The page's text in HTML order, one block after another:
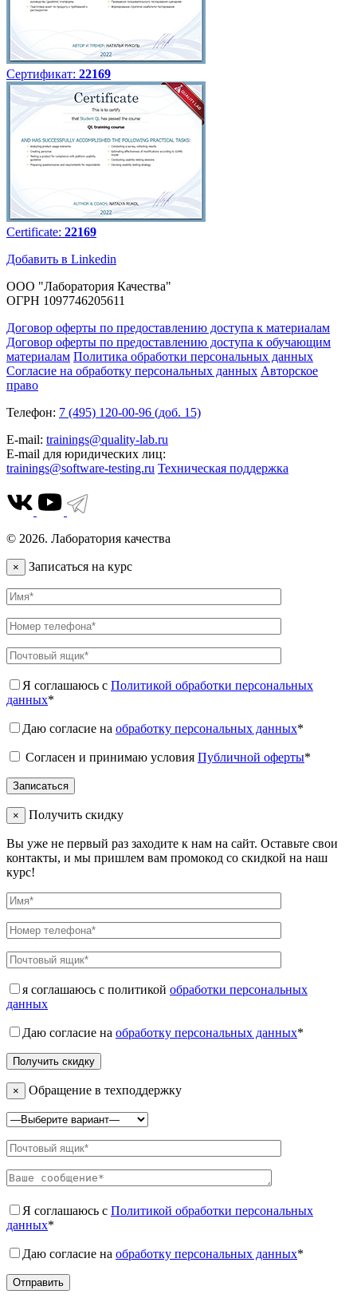
Сертификат: 22169
Certificate: 22169
Добавить в Linkedin
ООО "Лаборатория Качества"
ОГРН 1097746205611
Договор оферты по предоставлению доступа к материалам
Договор оферты по предоставлению доступа к обучающим
материалам Политика обработки персональных данных
Согласие на обработку персональных данных Авторское
право
Телефон: 7 (495) 120-00-96 (доб. 15)
E-mail: trainings@quality-lab.ru
E-mail для юридических лиц:
trainings@software-testing.ru Техническая поддержка
© 2026. Лаборатория качества
× Записаться на курс
Я соглашаюсь с Политикой обработки персональных
данных*
Даю согласие на обработку персональных данных*
Согласен и принимаю условия Публичной оферты*
× Получить скидку
Вы уже не первый раз заходите к нам на сайт. Оставьте свои
контакты, и мы пришлем вам промокод со скидкой на наш
курс!
я соглашаюсь с политикой обработки персональных
данных
Даю согласие на обработку персональных данных*
× Обращение в техподдержку
Я соглашаюсь с Политикой обработки персональных
данных*
Даю согласие на обработку персональных данных*